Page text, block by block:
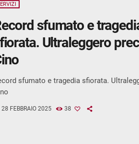
sfumato e
Ultraleggero
sfumato e tragedia sfiorata.
28 FEBBRAIO 2025 38